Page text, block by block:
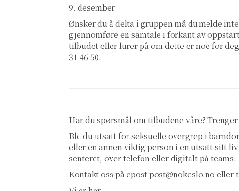
9. desember
Ønsker du å delta i gruppen må du melde
gjennomføre en samtale i forkant av
tilbudet eller lurer på om dette er noe for
31 46 50.
Har du spørsmål om tilbudene våre? Trenger
Ble du utsatt for seksuelle overgrep i
eller en annen viktig person i en utsatt sitt
senteret, over telefon eller digitalt på teams.
Kontakt oss på epostpost@nokoslo.no eller